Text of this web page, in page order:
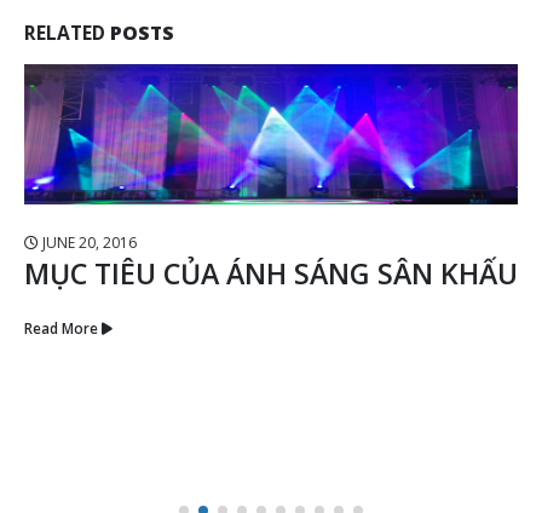
RELATED POSTS
JUNE 20, 2016
MỤC TIÊU CỦA ÁNH SÁNG SÂN KHẤU
Read More